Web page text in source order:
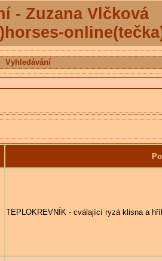
- Zuzana Vlčková
Vyhledávání
TEPLOKREVNÍK - cválající ryzá klisna a